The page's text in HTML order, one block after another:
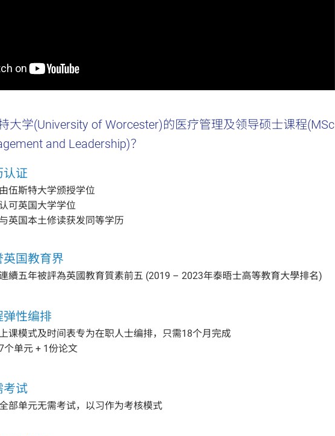
大学(University of Worcester)的医疗管理及领导硕士课程(MSc
and Leadership)？
认证
由伍斯特大学颁授学位
可英国大学学位
与英国本土修读获发同等学历
英国教育界
續五年被評為英國教育質素前五 (2019 – 2023年泰晤士高等教育大學排名)
弹性编排
上课模式及时间表专为在职人士编排，只需18个月完成
个单元 + 1份论文
考试
部单元无需考试，以习作为考核模式